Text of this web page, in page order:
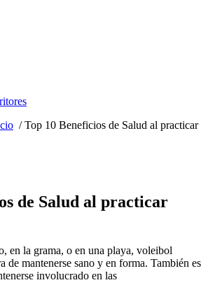
/Top 10 Beneficios de Salud al practicar
de Salud al practicar
en la grama, o en una playa, voleibol
de mantenerse sano y en forma. También es
involucrado en las